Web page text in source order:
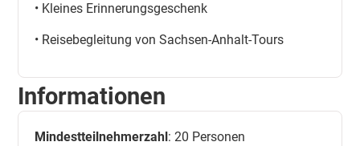
• Kleines Erinnerungsgeschenk
• Reisebegleitung von Sachsen-Anhalt-Tours
Informationen
Mindestteilnehmerzahl : 20 Personen